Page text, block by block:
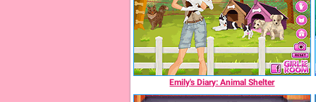
Emily's Diary: Animal Shelter